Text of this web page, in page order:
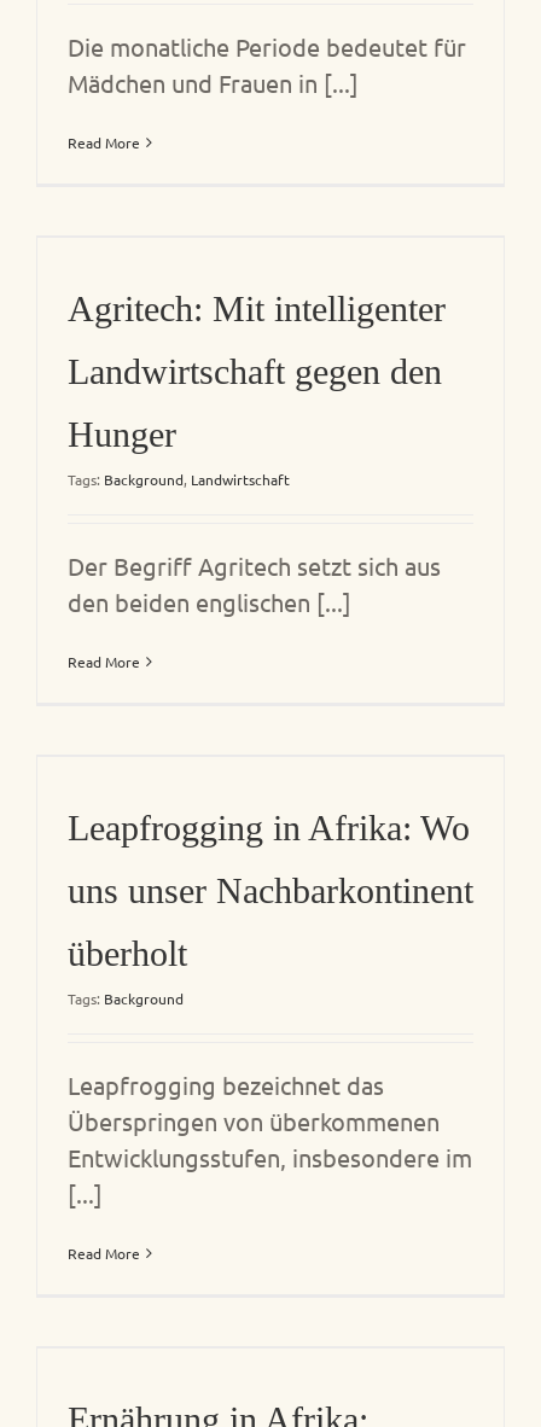
Die monatliche Periode bedeutet für
Mädchen und Frauen in [...]
Read More
Agritech: Mit intelligenter
Landwirtschaft gegen den
Hunger
Tags: Background, Landwirtschaft
Der Begriff Agritech setzt sich aus
den beiden englischen [...]
Read More
Leapfrogging in Afrika: Wo
uns unser Nachbarkontinent
überholt
Tags: Background
Leapfrogging bezeichnet das
Überspringen von überkommenen
Entwicklungsstufen, insbesondere im
[...]
Read More